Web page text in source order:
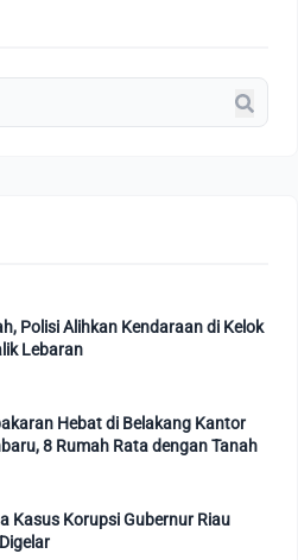
Polisi Alihkan Kendaraan di Kelok
Lebaran
Hebat di Belakang Kantor
8 Rumah Rata dengan Tanah
Kasus Korupsi Gubernur Riau